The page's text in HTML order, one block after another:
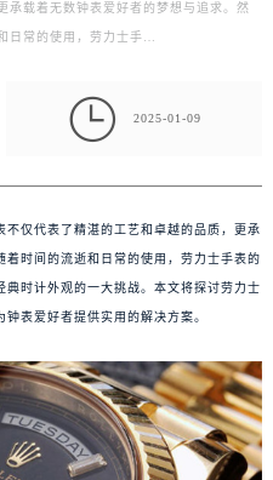
承载着无数钟表爱好者的梦想与追求。然
日常的使用，劳力士手…
 2025-01-09
仅代表了精湛的工艺和卓越的品质，更承
时间的流逝和日常的使用，劳力士手表的
时计外观的一大挑战。本文将探讨劳力士
表爱好者提供实用的解决方案。